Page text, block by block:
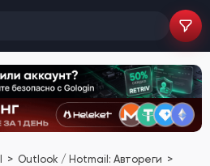
Outlook / Hotmail: Автореги